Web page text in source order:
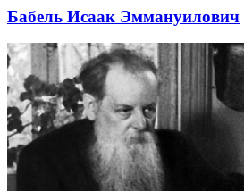
Бабель Исаак Эммануилович